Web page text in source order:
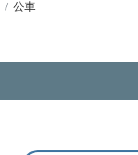
公車